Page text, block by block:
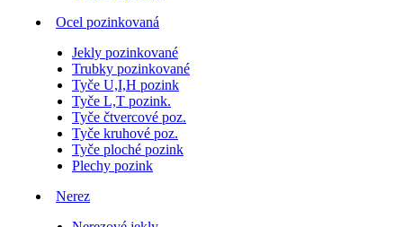
Ocel pozinkovaná
Jekly pozinkované
Trubky pozinkované
Tyče U,I,H pozink
Tyče L,T pozink.
Tyče čtvercové poz.
Tyče kruhové poz.
Tyče ploché pozink
Plechy pozink
Nerez